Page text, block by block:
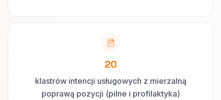
20
klastrów intencji usługowych z mierzalną
poprawą pozycji (pilne i profilaktyka)